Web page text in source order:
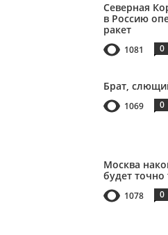
Северная
в Россию
ракет
1081 0
Брат,
1069 0
Москва
будет точно
1078 0